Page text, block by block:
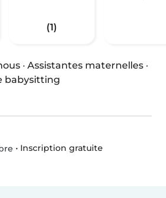
(1)
· Assistantes maternelles ·
babysitting
• Inscription gratuite